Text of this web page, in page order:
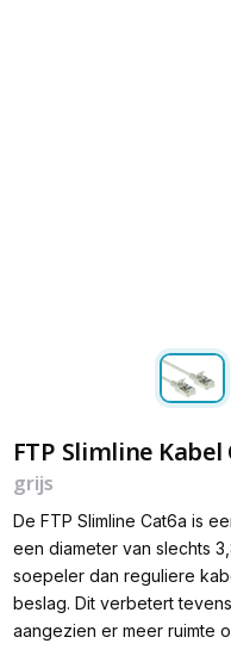
FTP Slimline Kabel
grijs
De FTP Slimline Cat6a is
een diameter van slechts
soepeler dan reguliere
beslag. Dit verbetert
aangezien er meer ruimte